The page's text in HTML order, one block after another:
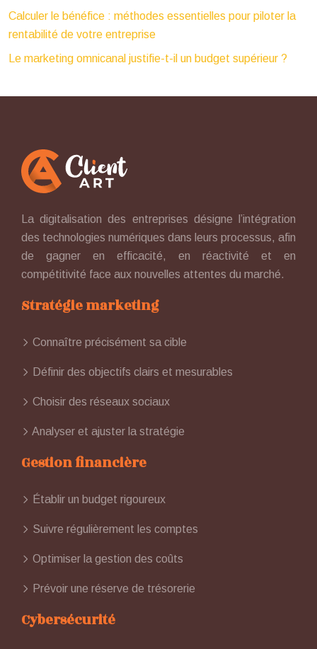
Calculer le bénéfice : méthodes essentielles pour piloter la
rentabilité de votre entreprise
Le marketing omnicanal justifie-t-il un budget supérieur ?
La digitalisation des entreprises désigne l’intégration
des technologies numériques dans leurs processus, afin
de gagner en efficacité, en réactivité et en
compétitivité face aux nouvelles attentes du marché.
Stratégie marketing
Connaître précisément sa cible
Définir des objectifs clairs et mesurables
Choisir des réseaux sociaux
Analyser et ajuster la stratégie
Gestion financière
Établir un budget rigoureux
Suivre régulièrement les comptes
Optimiser la gestion des coûts
Prévoir une réserve de trésorerie
Cybersécurité